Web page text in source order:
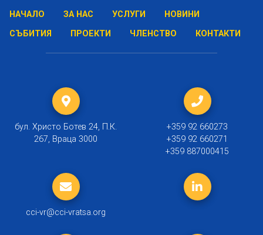
НАЧАЛО ЗА НАС УСЛУГИ
НОВИНИ
СЪБИТИЯ
ПРОЕКТИ ЧЛЕНСТВО КОНТАКТИ
бул. Христо Ботев 24, П.К.
267, Враца 3000
+359 92 660273
+359 92 660271
+359 887000415
cci-vr@cci-vratsa.org